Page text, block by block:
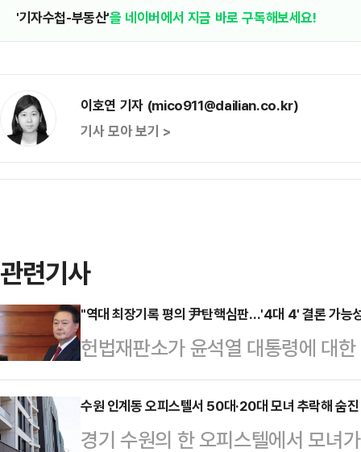
'기자수첩-부동산'을 네이버에서 지금 바로 구독해보세요!
이호연 기자 (mico911@dailian.co.kr)
기사 모아 보기 >
관련기사
"역대 최장기록 평의 尹탄핵심판…'4대 4' 결론 가능
헌법재판소가 윤석열 대통령에 대
시로 지정하면서 헌법재판관 8인
변론종결 이후 역대 최장시간 평의
닌 인용 4, 기각 혹은 각하 4의 '4대
수원 인계동 오피스텔서 50대·20대 모녀 추락해 숨
경기 수원의 한 오피스텔에서 모녀